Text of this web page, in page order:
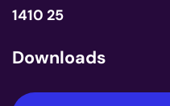
1410 25
Downloads